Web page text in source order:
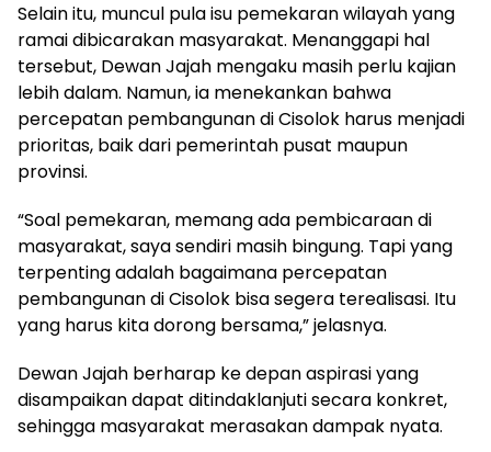
Selain itu, muncul pula isu pemekaran wilayah yang
ramai dibicarakan masyarakat. Menanggapi hal
tersebut, Dewan Jajah mengaku masih perlu kajian
lebih dalam. Namun, ia menekankan bahwa
percepatan pembangunan di Cisolok harus menjadi
prioritas, baik dari pemerintah pusat maupun
provinsi.
“Soal pemekaran, memang ada pembicaraan di
masyarakat, saya sendiri masih bingung. Tapi yang
terpenting adalah bagaimana percepatan
pembangunan di Cisolok bisa segera terealisasi. Itu
yang harus kita dorong bersama,” jelasnya.
Dewan Jajah berharap ke depan aspirasi yang
disampaikan dapat ditindaklanjuti secara konkret,
sehingga masyarakat merasakan dampak nyata.